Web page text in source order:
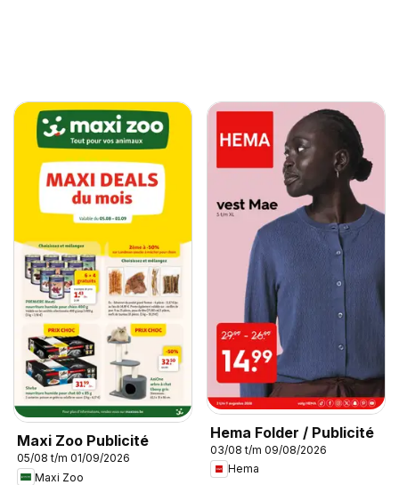
Maxi Zoo Publicité
05/08 t/m 01/09/2026
Maxi Zoo
Hema Folder / Publicité
03/08 t/m 09/08/2026
Hema